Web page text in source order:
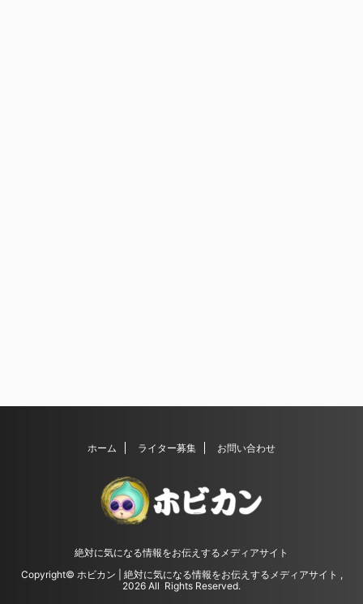
ホーム ライター募集 お問い合わせ
絶対に気になる情報をお伝えするメディアサイト
Copyright© ホビカン | 絶対に気になる情報をお伝えするメディアサイト ,
2026 All Rights Reserved.